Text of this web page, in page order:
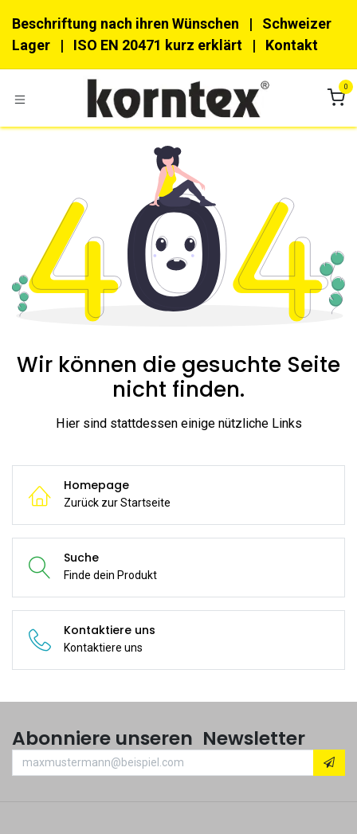
Beschriftung nach ihren Wünschen | Schweizer
Lager | ISO EN 20471 kurz erklärt | Kon​​takt
0
Wir können die gesuchte Seite
nicht finden.
Hier sind stattdessen einige nützliche Links
Homepage
Zurück zur Startseite
Suche
Finde dein Produkt
Kontaktiere uns
Kontaktiere uns
Abonniere unseren Newsletter